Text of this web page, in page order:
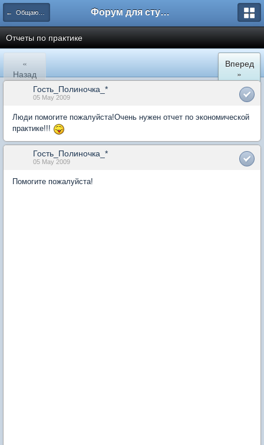
← Общаются экономисты Форум для студента СГА
Отчеты по практике
«
Назад
Вперед
»
Гость_Полиночка_*
05 May 2009
Люди помогите пожалуйста!Очень нужен отчет по экономической
практике!!!
Гость_Полиночка_*
05 May 2009
Помогите пожалуйста!